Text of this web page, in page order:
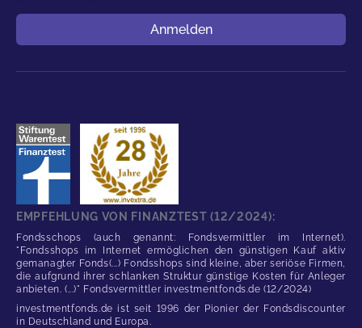
Anmelden
EMPFEHLUNG VON FINANZTEST (12/2024):
Fondsschops (auch genannt: Fondsvermittler im Internet).
"Fondsshops im Internet ermöglichen den günstigen Kauf aktiv
gemanagter Fonds(...) Fondsshops sind kleine, aber seriöse Firmen,
die aufgrund ihrer schlanken Struktur günstige Kosten für Anleger
anbieten. (...)" Fondsvermittler investmentfonds.de (12/2024)
investmentfonds.de ist seit 1996 der Pionier der Fondsdiscounter
in Deutschland und Europa.